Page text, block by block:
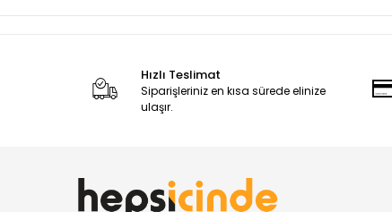
Hızlı Teslimat
Siparişleriniz en kısa sürede elinize
ulaşır.